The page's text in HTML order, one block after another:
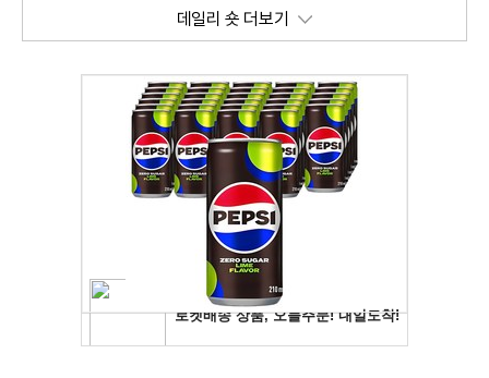
데일리 숏 더보기